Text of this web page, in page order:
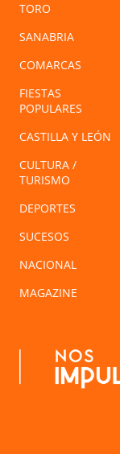
TORO
SANABRIA
COMARCAS
FIESTAS
POPULARES
CASTILLA Y LEÓN
CULTURA /
TURISMO
DEPORTES
SUCESOS
NACIONAL
MAGAZINE